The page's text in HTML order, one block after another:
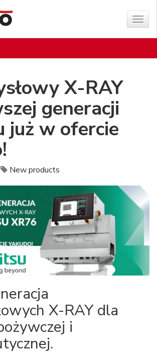
Show
menu
X-RAY
generacji
już w ofercie
New products
X-RAY dla
i